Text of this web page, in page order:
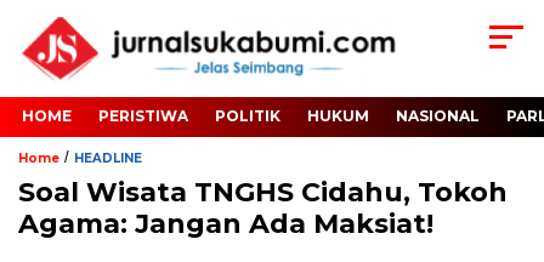
HOME PERISTIWA POLITIK HUKUM NASIONAL
Home / HEADLINE
Soal Wisata TNGHS Cidahu, Tokoh
Agama: Jangan Ada Maksiat!